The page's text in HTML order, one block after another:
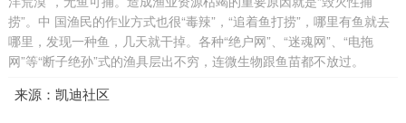
捞”。中 国渔民的作业方式也很“毒辣”，“追着鱼打捞”，哪里有鱼就去
哪里，发现一种鱼，几天就干掉。各种“绝户网”、“迷魂网”、“电拖
网”等“断子绝孙”式的渔具层出不穷，连微生物跟鱼苗都不放过。
来源：凯迪社区